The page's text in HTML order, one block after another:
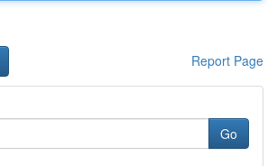
Report Page
Go